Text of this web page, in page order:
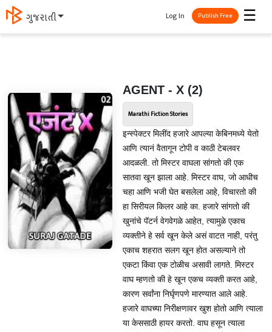
ગુજરાતી ☰
Log In Publish Free
AGENT - X (2)
Marathi Fiction Stories
इन्स्पेक्टर मिलींद हजारे आपल्या केबिनमध्ये येतो
आणि त्यानं वैतागून टोपी व काठी टेबलवर
आदळली. तो मिस्टर वाघला सांगतो की एक
सातवा खून झाला आहे. मिस्टर वाघ, जो आधीच
चहा आणि भजी घेत बसलेला आहे, विचारतो की
हा सिरीयल किलर आहे का. हजारे सांगतो की
खुनांचे पॅटर्न वेगवेगळे आहेत, त्यामुळे एकाच
व्यक्तीने हे सर्व खून केले असं वाटत नाही, परंतु
एकाच शहरात सलग खून होत असल्याने तो
एकटा किंवा एक टोळीच असावी लागते. मिस्टर
वाघ म्हणतो की हे खून एकच व्यक्ती करत आहे,
कारण सर्वांना निर्घृणपणे मारण्यात आले आहे.
हजारे वाघच्या निरीक्षणावर खुश होतो आणि त्याला
या केससाठी हायर करतो. वाघ हसून त्याला